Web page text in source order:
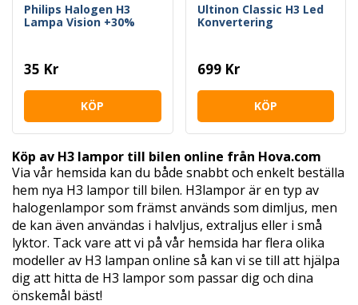
Philips Halogen H3
Lampa Vision +30%
35 Kr
KÖP
Ultinon Classic H3 Led
Konvertering
699 Kr
KÖP
Köp av H3 lampor till bilen online från Hova.com
Via vår hemsida kan du både snabbt och enkelt beställa
hem nya H3 lampor till bilen. H3lampor är en typ av
halogenlampor som främst används som dimljus, men
de kan även användas i halvljus, extraljus eller i små
lyktor. Tack vare att vi på vår hemsida har flera olika
modeller av H3 lampan online så kan vi se till att hjälpa
dig att hitta de H3 lampor som passar dig och dina
önskemål bäst!